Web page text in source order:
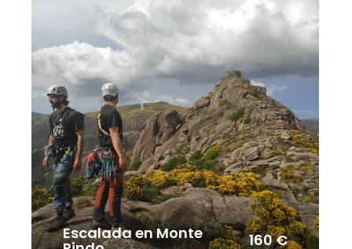
Escalada en Monte 160 €